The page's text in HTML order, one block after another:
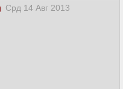
Срд 14 Авг 2013